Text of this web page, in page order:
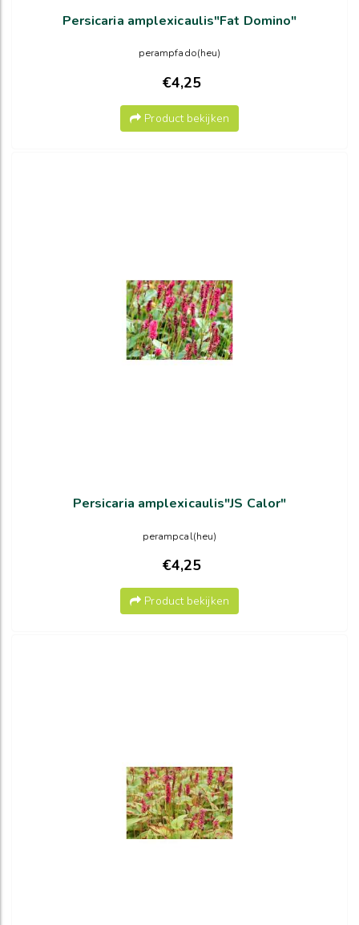
Persicaria amplexicaulis"Fat Domino"
perampfado(heu)
€4,25
Product bekijken
Persicaria amplexicaulis"JS Calor"
perampcal(heu)
€4,25
Product bekijken